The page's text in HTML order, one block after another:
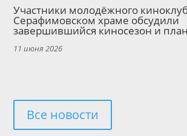
Участники молодёжного
Серафимовском храме обсудили
завершившийся киносезон и
11 июня 2026
Все новости